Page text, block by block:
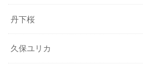
丹下桜
久保ユリカ